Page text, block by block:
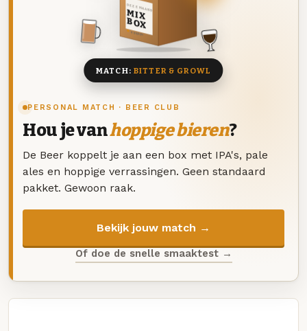
PERSONAL MATCH · BEER CLUB
Hou je vanhoppige bieren?
De Beer koppelt je aan een box met IPA's, pale
ales en hoppige verrassingen. Geen standaard
pakket. Gewoon raak.
Bekijk jouw match →
Of doe de snelle smaaktest →
DEZE MAAND
MIX
BOX
8 BIEREN
MATCH: BITTER & GROWL